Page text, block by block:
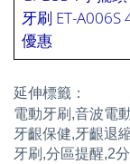
牙刷 ET-A006S
優惠
延伸標籤：
電動牙刷,音波電
牙齦保健,牙齦退
牙刷,分區提醒,2